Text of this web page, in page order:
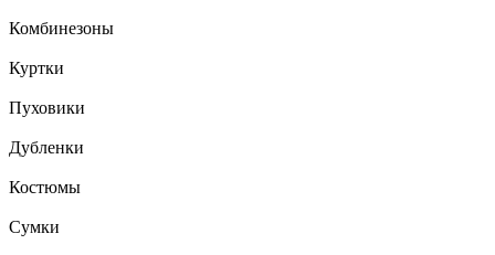
Комбинезоны
Куртки
Пуховики
Дубленки
Костюмы
Сумки